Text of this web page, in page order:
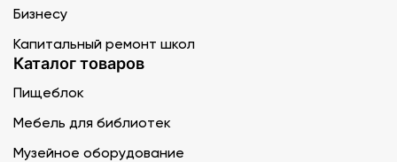
Бизнесу
Капитальный ремонт школ
Каталог товаров
Пищеблок
Мебель для библиотек
Музейное оборудование